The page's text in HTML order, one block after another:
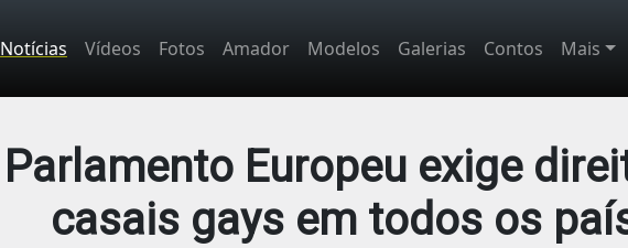
Notícias Vídeos Fotos Amador Modelos Galerias Contos Mais
Parlamento Europeu exige
casais gays em todos os